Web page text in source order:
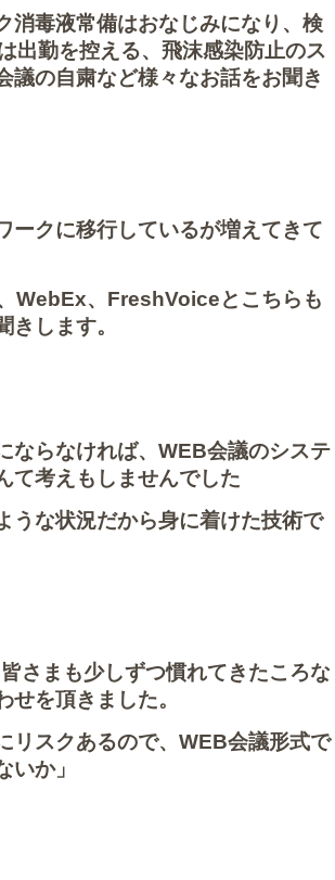
消毒液常備はおなじみになり、検
出勤を控える、飛沫感染防止のス
議の自粛など様々なお話をお聞き
ークに移行しているが増えてきて
WebEx、FreshVoiceとこちらも
きします。
ならなければ、WEB会議のシステ
て考えもしませんでした
うな状況だから身に着けた技術で
さまも少しずつ慣れてきたころな
せを頂きました。
リスクあるので、WEB会議形式で
いか」